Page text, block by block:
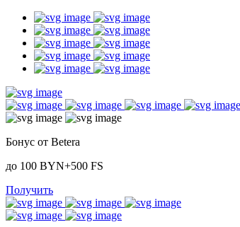
Бонус от Betera
до 100 BYN+500 FS
Получить